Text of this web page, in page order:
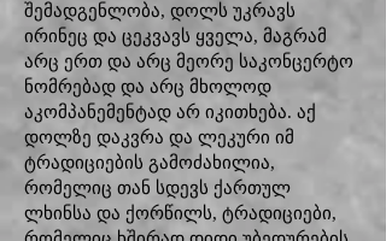
შემადგენლობა, დოლს უკრავს
ირინეც და ცეკვავს ყველა, მაგრამ
არც ერთ და არც მეორე საკონცერტო
ნომრებად და არც მხოლოდ
აკომპანემენტად არ იკითხება. აქ
დოლზე დაკვრა და ლეკური იმ
ტრადიციების გამოძახილია,
რომელიც თან სდევს ქართულ
ლხინსა და ქორწილს, ტრადიციები,